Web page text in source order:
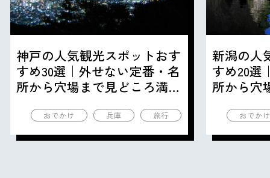
神戸の人気観光スポットおす
すめ30選｜外せない定番・名
所から穴場まで見どころ満載
おでかけ 兵庫 旅行
新潟の人
すめ20選
所から穴
おでか